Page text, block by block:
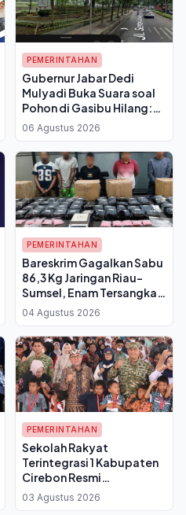
PEMERINTAHAN
Gubernur Jabar Dedi
Mulyadi Buka Suara soal
Pohon di Gasibu Hilang:
Angsana Kecil Diganti 50
Pohon Asem Jawa
06 Agustus 2026
PEMERINTAHAN
Bareskrim Gagalkan Sabu
86,3 Kg Jaringan Riau-
Sumsel, Enam Tersangka
dan Dua DPO
04 Agustus 2026
PEMERINTAHAN
Sekolah Rakyat
Terintegrasi 1 Kabupaten
Cirebon Resmi
Diluncurkan, Bupati: Anak
Kurang Mampu Punya
03 Agustus 2026